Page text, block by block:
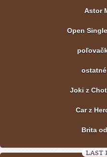
Astor
Open
Joki z
Car z
Brita
LAST